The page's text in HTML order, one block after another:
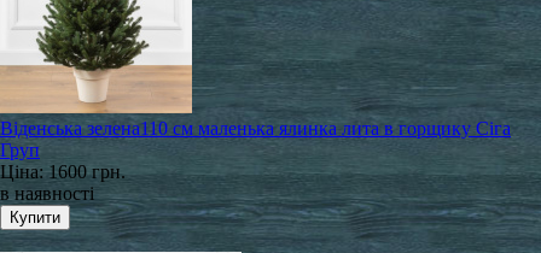
Віденська зелена110 см маленька ялинка лита в горщику Сіга
Груп
Ціна:1600 грн.
в наявності